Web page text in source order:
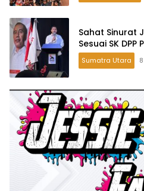
Sahat Sinurat
Sesuai SK DPP
Sumatra Utara